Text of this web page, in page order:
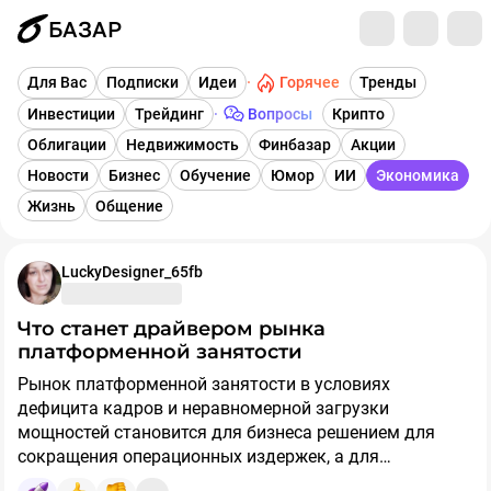
БАЗАР
Для Вас Подписки Идеи Горячее
Тренды
Инвестиции
Трейдинг Вопросы
Крипто
Облигации
Недвижимость Финбазар
Акции
Новости
Бизнес Обучение Юмор ИИ
Экономика
Жизнь
Общение
LuckyDesigner_65fb
Что станет драйвером рынка
платформенной занятости
Рынок платформенной занятости в условиях
дефицита кадров и неравномерной загрузки
мощностей становится для бизнеса решением для
сокращения операционных издержек, а для
экономики и граждан – способом нивелировать рост
Рынок платформенной занятости демонстрирует